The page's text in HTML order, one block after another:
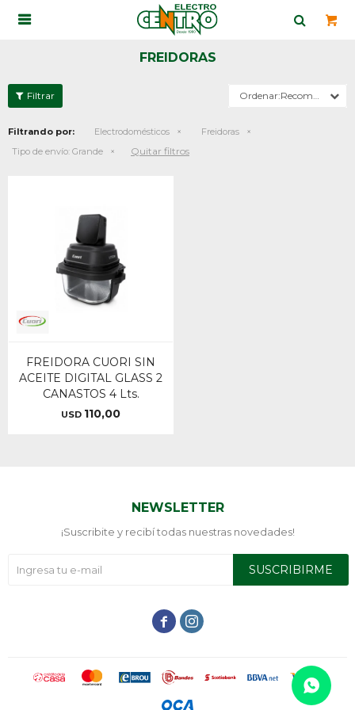

FREIDORAS
Recomendados
Filtrando por: Electrodomésticos
Freidoras
Tipo de envío: Grande Quitar filtros
FREIDORA CUORI SIN
ACEITE DIGITAL GLASS 2
CANASTOS 4 Lts.
USD 110,00
NEWSLETTER
¡Suscribite y recibí todas nuestras novedades!
SUSCRIBIRME
 